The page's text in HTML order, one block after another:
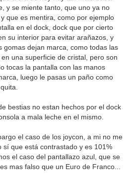
y se miente tanto, que uno ya no
que es mentira, como por ejemplo
en el dock, dock que por cierto
su interior para evitar arañazos, y
gomas dejan marca, como todas las
una superficie de cristal, pero son
tocas la pantalla con las manos
luego le pasas un paño como
bestias no estan hechos por el dock
a mala leche en el mismo.
el caso de los joycon, a mi no me
sí que está contrastado y es 101%
el caso del pantallazo azul, que se
mas falso que un Euro de Franco...